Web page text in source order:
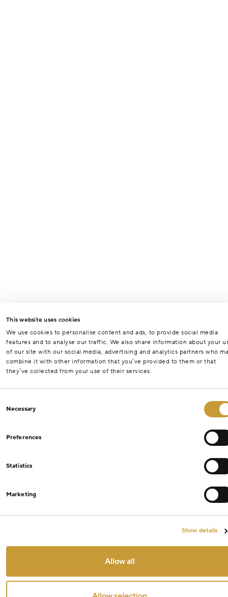
This website uses cookies
We use cookies to personalise content and ads, to provide social media
features and to analyse our traffic. We also share information about your
of our site with our social media, advertising and analytics partners who
combine it with other information that you’ve provided to them or that
they’ve collected from your use of their services.
Selection
Necessary
Preferences
Statistics
Marketing
Show details
Allow all